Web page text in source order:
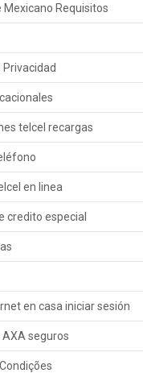
Mexicano Requisitos
Privacidad
telcel recargas
en linea
credito especial
en casa iniciar sesión
seguros